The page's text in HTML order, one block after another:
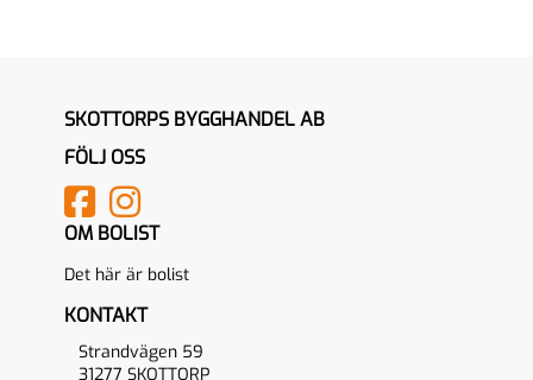
SKOTTORPS BYGGHANDEL AB
FÖLJ OSS
OM BOLIST
Det här är bolist
KONTAKT
Strandvägen 59
31277 SKOTTORP